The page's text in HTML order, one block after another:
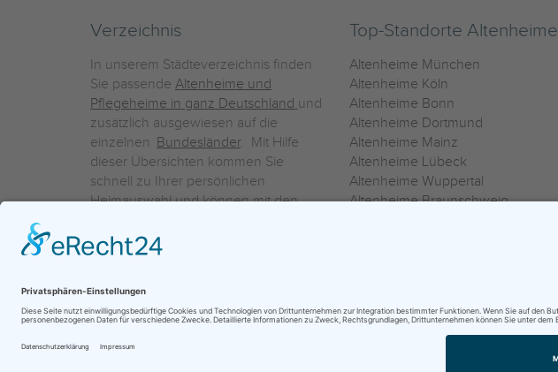
Verzeichnis
In unserem Städteverzeichnis finden
Sie passende Altenheime und
Pflegeheime in ganz Deutschland und
zusätzlich ausgewiesen auf die
einzelnen Bundesländer. Mit Hilfe
dieser Übersichten kommen Sie
schnell zu Ihrer persönlichen
Heimauswahl und können mit den
einzelnen Häuser Leistungsvergleiche
vornehmen.
Top-Standorte Altenheime
Altenheime München
Altenheime Köln
Altenheime Bonn
Altenheime Dortmund
Altenheime Mainz
Altenheime Lübeck
Altenheime Wuppertal
Altenheime Braunschweig